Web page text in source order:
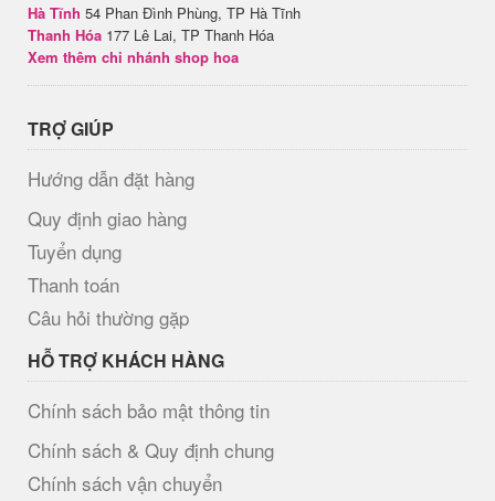
Hà Tĩnh 54 Phan Đình Phùng, TP Hà Tĩnh
Thanh Hóa 177 Lê Lai, TP Thanh Hóa
Xem thêm chi nhánh shop hoa
TRỢ GIÚP
Hướng dẫn đặt hàng
Quy định giao hàng
Tuyển dụng
Thanh toán
Câu hỏi thường gặp
HỖ TRỢ KHÁCH HÀNG
Chính sách bảo mật thông tin
Chính sách & Quy định chung
Chính sách vận chuyển